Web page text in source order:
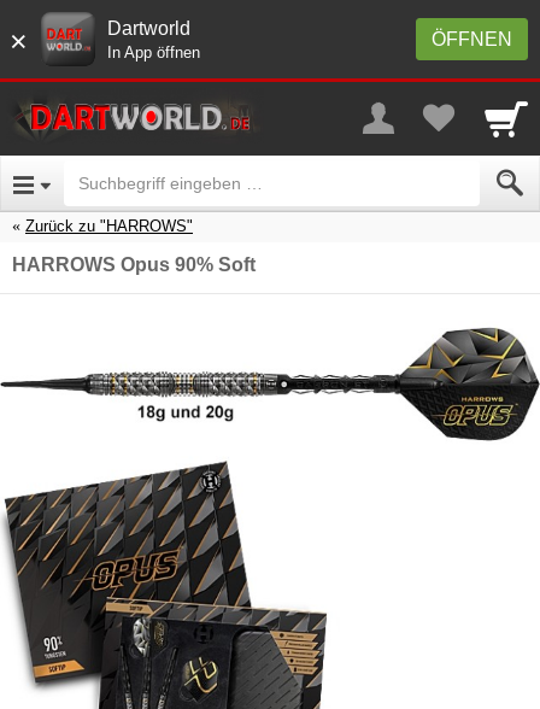
× ÖFFNEN
Dartworld
In App öffnen
Zurück zu "HARROWS"
HARROWS Opus 90% Soft